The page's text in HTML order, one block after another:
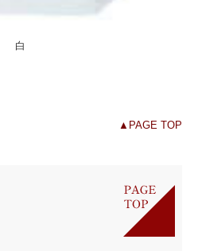
白
▲PAGE TOP